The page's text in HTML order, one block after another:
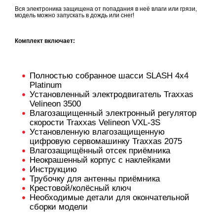
Вся электроника защищена от попадания в неё влаги или грязи,
модель можно запускать в дождь или снег!
Комплект включает:
Полностью собранное шасси SLASH 4x4
Platinum
Установленный электродвигатель Traxxas
Velineon 3500
Влагозащищенный электронный регулятор
скорости Traxxas Velineon VXL-3S
Установленную влагозащищенную
цифровую сервомашинку Traxxas 2075
Влагозащищённый отсек приёмника
Неокрашенный корпус с наклейками
Инструкцию
Трубочку для антенны приёмника
Крестовой/колёсный ключ
Необходимые детали для окончательной
сборки модели